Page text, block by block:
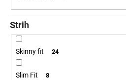
Strih
Skinny fit 24
Slim Fit 8